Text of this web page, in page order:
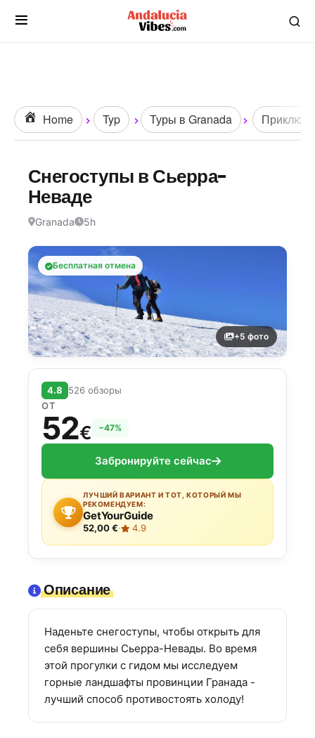
Home Typ Туры в Granada
Снегоступы в Сьерра-
Неваде
Granada 5h
Бесплатная отмена
+5 фото
4.8
526 обзоры
ОТ
52€ −47%
Забронируйте сейчас
ЛУЧШИЙ ВАРИАНТ И ТОТ, КОТОРЫЙ МЫ
РЕКОМЕНДУЕМ:
GetYourGuide
52,00 €· 4.9
Описание
Наденьте снегоступы, чтобы открыть для
себя вершины Сьерра-Невады. Во время
этой прогулки с гидом мы исследуем
горные ландшафты провинции Гранада -
лучший способ противостоять холоду!